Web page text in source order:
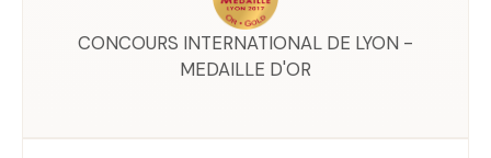
CONCOURS INTERNATIONAL DE LYON -
MEDAILLE D'OR